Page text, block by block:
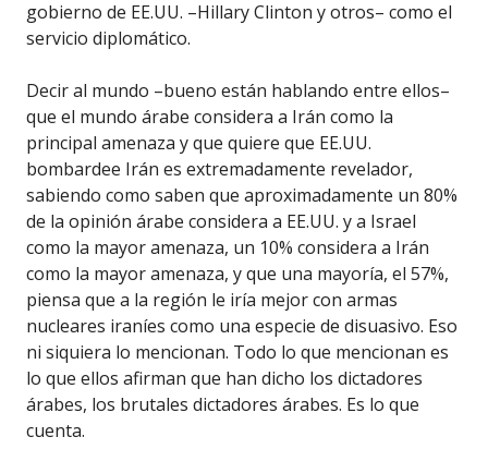
gobierno de EE.UU. –Hillary Clinton y otros– como el
servicio diplomático.
Decir al mundo –bueno están hablando entre ellos–
que el mundo árabe considera a Irán como la
principal amenaza y que quiere que EE.UU.
bombardee Irán es extremadamente revelador,
sabiendo como saben que aproximadamente un 80%
de la opinión árabe considera a EE.UU. y a Israel
como la mayor amenaza, un 10% considera a Irán
como la mayor amenaza, y que una mayoría, el 57%,
piensa que a la región le iría mejor con armas
nucleares iraníes como una especie de disuasivo. Eso
ni siquiera lo mencionan. Todo lo que mencionan es
lo que ellos afirman que han dicho los dictadores
árabes, los brutales dictadores árabes. Es lo que
cuenta.